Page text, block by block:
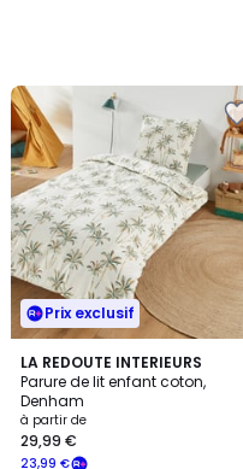
Prix exclusif
LA REDOUTE INTERIEURS
Parure de lit enfant coton,
Denham
à partir de
23,99 €
29,99 €